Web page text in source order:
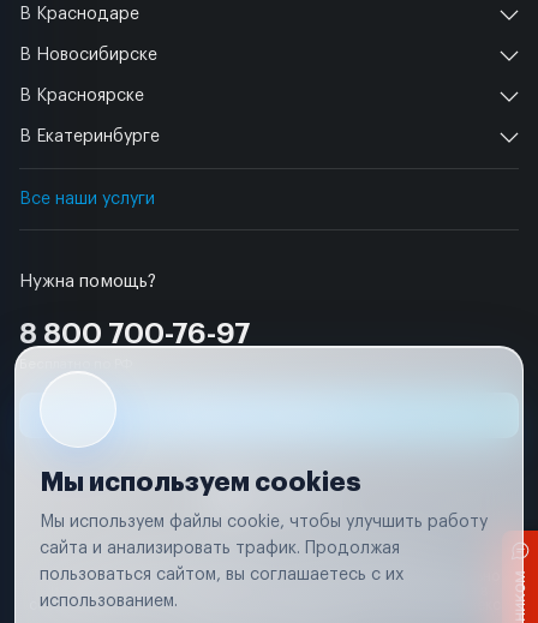
Нужна помощь?
8 800 700-76-97
В Краснодаре
В Новосибирске
В Красноярске
В Екатеринбурге
Все наши услуги
Условия использования
Удаление аккаунта
Вся информация, представленная на сайте, носит исключительно
соответствии с положениями статьи 437 (п. 2) Гражданского кодекса
Мы используем cookies
Мы используем файлы cookie, чтобы улучшить работу
сайта и анализировать трафик. Продолжая
пользоваться сайтом, вы соглашаетесь с их
использованием.